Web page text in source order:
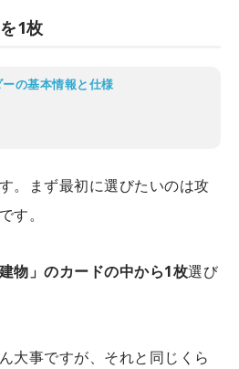
1枚
の基本情報と仕様
。まず最初に選びたいのは攻
す。
物」のカードの中から1枚選び
大事ですが、それと同じくら